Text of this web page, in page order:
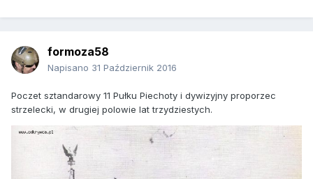
formoza58
Napisano 31 Październik 2016
Poczet sztandarowy 11 Pułku Piechoty i dywizyjny proporzec
strzelecki, w drugiej polowie lat trzydziestych.